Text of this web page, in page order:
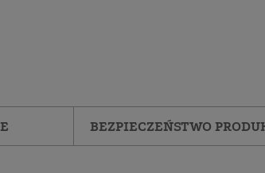
BEZPIECZEŃSTWO